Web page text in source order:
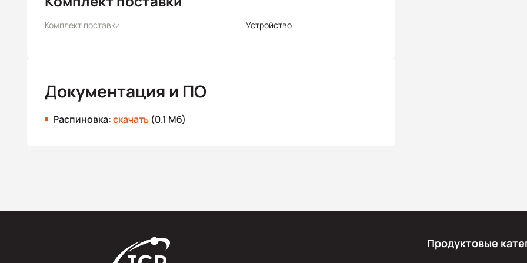
Комплект поставки Устройство
Документация и ПО
Распиновка:скачать (0.1 Мб)
Продуктовые